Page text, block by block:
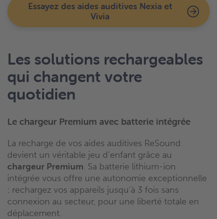
Essayez des aides auditives Nexia et
Vivia
Les solutions rechargeables
qui changent votre
quotidien
Le chargeur Premium avec batterie intégrée
La recharge de vos aides auditives ReSound
devient un véritable jeu d’enfant grâce au
chargeur Premium. Sa batterie lithium-ion
intégrée vous offre une autonomie exceptionnelle
: rechargez vos appareils jusqu’à 3 fois sans
connexion au secteur, pour une liberté totale en
déplacement.